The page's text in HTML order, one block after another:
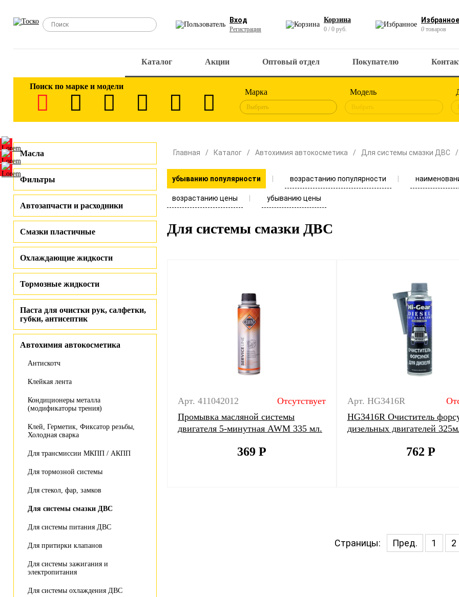
Вход
Регистрация
Корзина
0 / 0 руб.
Избранное
0 товаров
Каталог Акции Оптовый отдел Покупателю
Поиск по марке и модели
Марка
Выбрать
Модель
Выбрать
Масла
Фильтры
Автозапчасти и расходники
Смазки пластичные
Охлаждающие жидкости
Тормозные жидкости
Паста для очистки рук, салфетки,
губки, антисептик
Автохимия автокосметика
Антискотч
Клейкая лента
Кондиционеры металла
(модификаторы трения)
Клей, Герметик, Фиксатор резьбы,
Холодная сварка
Для трансмиссии МКПП / АКПП
Для тормозной системы
Для стекол, фар, замков
Для системы смазки ДВС
Для системы питания ДВС
Для притирки клапанов
Для системы зажигания и
электропитания
Для системы охлаждения ДВС
Главная Каталог Автохимия автокосметика Для системы смазки ДВС
убыванию популярности возрастанию популярности
возрастанию цены убыванию цены
Для системы смазки ДВС
Арт. 411042012
Отсутствует
Промывка масляной системы
двигателя 5-минутная AWM 335 мл.
369 Р
Арт. HG3416R
HG3416R Очиститель
дизельных двигателей
762Р
Страницы: Пред. 1 2